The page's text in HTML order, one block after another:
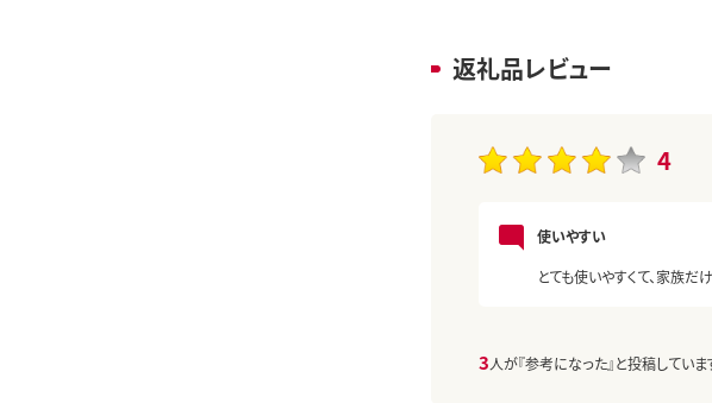
返礼品レビュー
4
使いやすい
とても使いやすくて、家族だ
3人が『参考になった』と投稿していま